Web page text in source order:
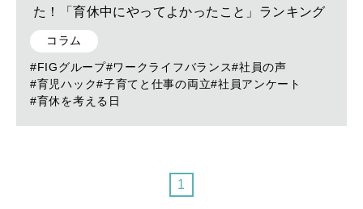
た！「育休中にやってよかったこと」ランキング
コラム
#FIGグループ#ワークライフバランス#社員の声
#育児ハック#子育てと仕事の両立#社員アンケート
#育休を考える日
1